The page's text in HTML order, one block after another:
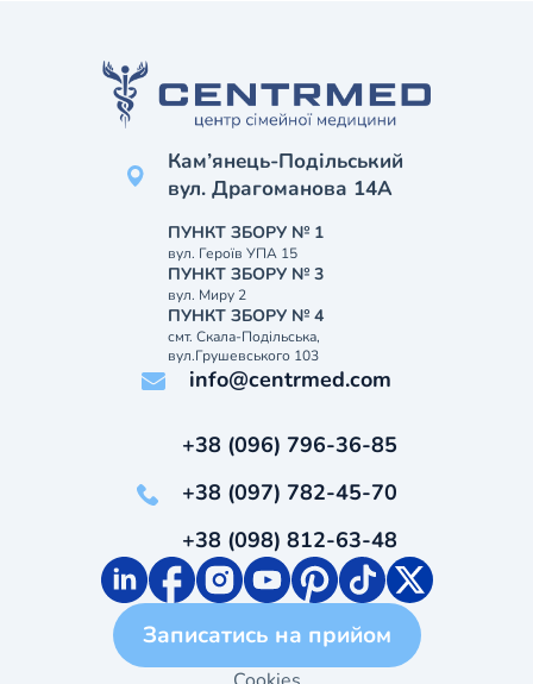
Кам’янець-Подільський
вул. Драгоманова 14А
ПУНКТ ЗБОРУ № 1
вул. Героїв УПА 15
ПУНКТ ЗБОРУ № 3
вул. Миру 2
ПУНКТ ЗБОРУ № 4
смт. Скала-Подільська,
вул.Грушевського 103
info@centrmed.com
+38 (096) 796-36-85
+38 (097) 782-45-70
+38 (098) 812-63-48
Записатись на прийом